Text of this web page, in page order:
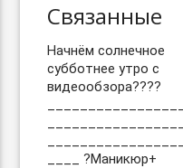
Связанные
Начнём солнечное
субботнее утро с
видеообзора????
____ ?Маникюр+